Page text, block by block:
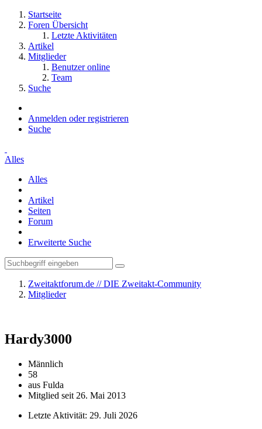
Startseite
Foren Übersicht
Letzte Aktivitäten
Artikel
Mitglieder
Benutzer online
Team
Suche
Anmelden oder registrieren
Suche
Alles
Alles
Artikel
Seiten
Forum
Erweiterte Suche
Zweitaktforum.de // DIE Zweitakt-Community
Mitglieder
Hardy3000
Männlich
58
aus Fulda
Mitglied seit 26. Mai 2013
Letzte Aktivität: 29. Juli 2026